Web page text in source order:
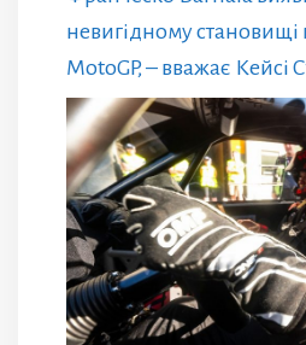
невигідному становищі
MotoGP, – вважає Кейсі